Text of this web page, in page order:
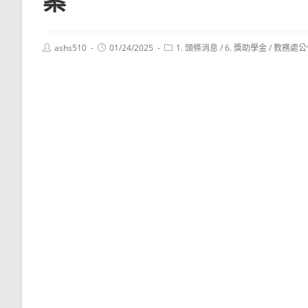
Postashs510
Post01/24/2025
Post1. 頭條消息 /6. 獎助學金/教務處